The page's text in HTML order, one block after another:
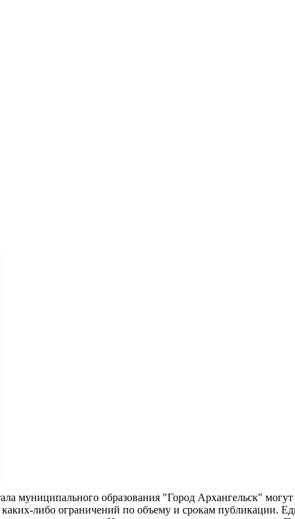
муниципального образования "Город Архангельск"
либо ограничений по объему и срокам публикации.